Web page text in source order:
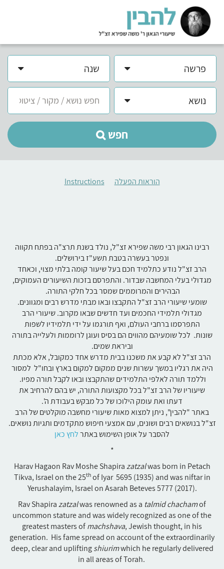
פרשה שנה
נושא
חפש
הוראות הפעלה Instructions
רבינו הגאון רבי משה שפירא זצ"ל, נולד בשנת תרצ"ה בפתח תקווה
ונפטר בעשרה בטבת תשע"ז בירושלים.
הרב זצ"ל נודע כתלמיד חכם בעל שיעור קומה בלתי מצוי, וכאחד
מגדולי בעלי המחשבה שבדור. והתפרסם בזכות השיעורים העמוקים,
הבהירים והמרוממים שמסר בכל חלקי התורה.
שומעי שיעורי הרב זצ"ל התקבצו ובאו מבתי מדרש רבים ומגוונים.
מגדולי תלמידי החכמים ועד חדשים שבאו מקרוב. שיעורי הרב
התפרסמו ברחבי העולם, ואף תורגמו על ידי תלמידיו לשפות
שונות. לכל שומעיהם מהווים הם בסיס ועוגן לרוממות ולעלייה בתורה
וביראת שמים.
הרב זצ"ל לא קבע את משכנו בבית מדרש אחד כמקובל, אלא מכתת
היה את רגליו במשך עשרות שנים ממקום למקום בארץ ובחו"ל למסור
וללמד תורה לאלפי התלמידים שהתקבצו ובאו לקבל תורה מפיו.
שיעוריו של הרב זצ"ל בכל מקצועות התורה, יש בהם להרחיב את
דעתו ואת עומק הילוכו של כל מבקש בעבודת ה'.
באתר "להבין", ניתן למצוא מאות שיעורי מחשבה מוקלטים של הרב
זצ"ל בנושאים רבים ושונים, עם אמצעי חיפוש מתקדמים ותגיות נושאים.
להסבר על אופן השימוש באתרלחץ כאן
*
Harav Hagaon Rav Moshe Shapirazatzalwas born in Petach
Tikva, Israel on the 25thof Iyar 5695 (1935) and was niftar in
Yerushalayim, Israel on Asarah Beteves 5777 (2017).
Rav Shapirazatzalwas renowned as a talmid chachamof
uncommon stature and was widely recognized as one of the
greatest masters ofmachshava, Jewish thought, in his
generation. His fame spread on account of the extraordinarily
deep, clear and upliftingshiurimwhich he regularly delivered
in all areas of Torah.